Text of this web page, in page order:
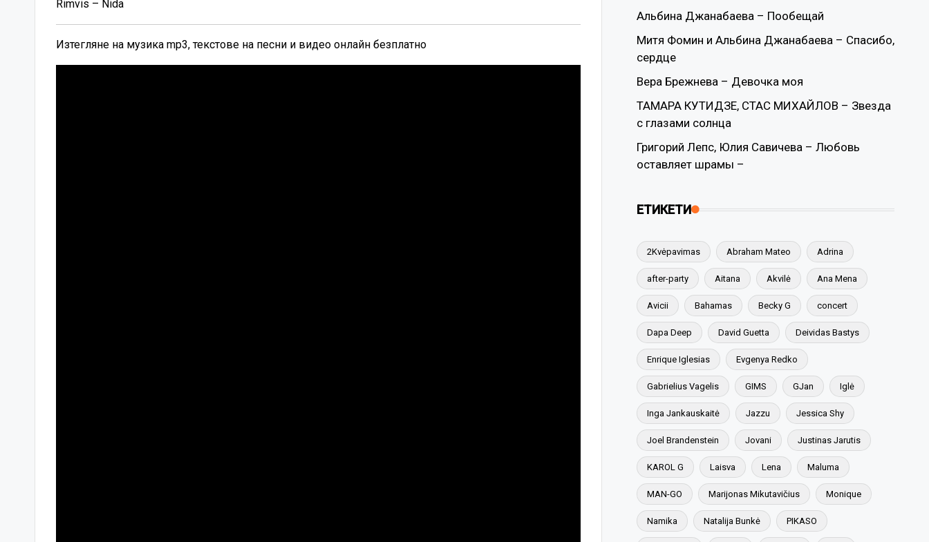
Rimvis – Nida
Изтегляне на музика mp3, текстове на песни и видео онлайн безплатно
Альбина Джанабаева – Пообещай
Митя Фомин и Альбина Джанабаева – Спасибо,
сердце
Вера Брежнева – Девочка моя
ТАМАРА КУТИДЗЕ, СТАС МИХАЙЛОВ – Звезда
с глазами солнца
Григорий Лепс, Юлия Савичева – Любовь
оставляет шрамы –
ЕТИКЕТИ
2Kvėpavimas Abraham Mateo Adrina
after-party Aitana Akvilė Ana Mena
Avicii Bahamas Becky G concert
Dapa Deep David Guetta Deividas Bastys
Enrique Iglesias Evgenya Redko
Gabrielius Vagelis GIMS GJan Iglė
Inga Jankauskaitė Jazzu Jessica Shy
Joel Brandenstein Jovani Justinas Jarutis
KAROL G Laisva Lena Maluma
MAN-GO Marijonas Mikutavičius Monique
Namika Natalija Bunkė PIKASO